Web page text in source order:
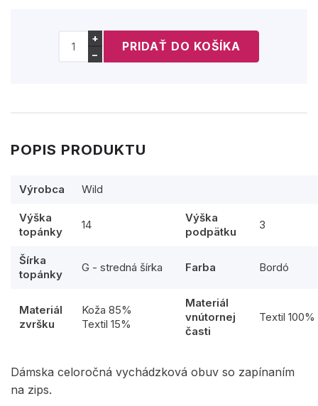
+
−
POPIS PRODUKTU
Výrobca Wild
Výška
topánky
14
Výška
podpätku
3
Šírka
topánky
G - stredná šírka Farba Bordó
Materiál
zvršku
Koža 85%
Textil 15%
Materiál
vnútornej
časti
Textil 100%
Dámska celoročná vychádzková obuv so zapínaním
na zips.